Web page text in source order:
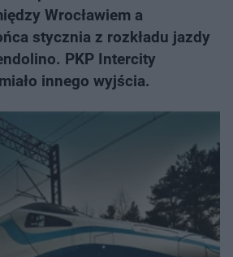
Wrocławiem a
stycznia z rozkładu jazdy
PKP Intercity
innego wyjścia.